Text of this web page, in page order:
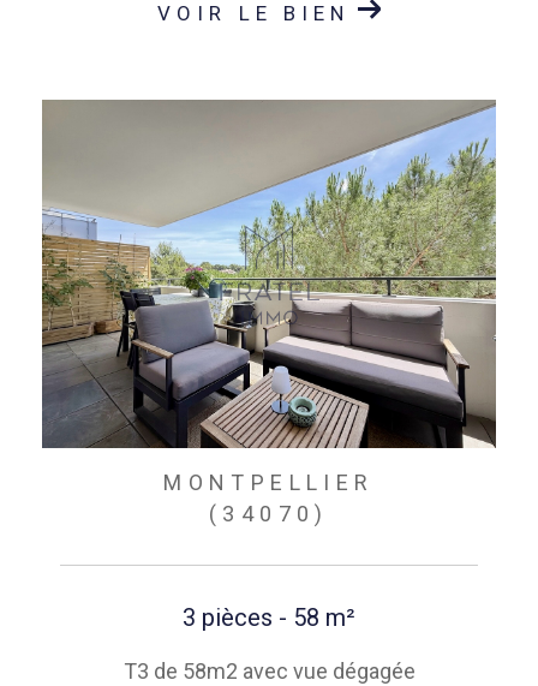
VOIR LE BIEN
MONTPELLIER
(34070)
3 pièces - 58 m²
T3 de 58m2 avec vue dégagée